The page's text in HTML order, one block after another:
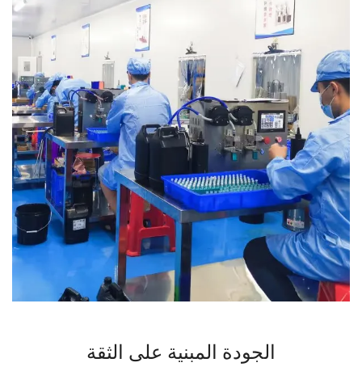
الجودة المبنية على الثقة